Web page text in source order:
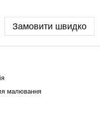
Замовити швидко
малювання